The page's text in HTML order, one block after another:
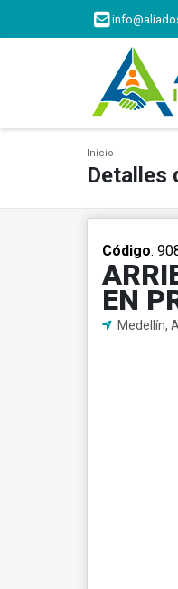
Inicio
Detalles
Código.
EN
Medellín,